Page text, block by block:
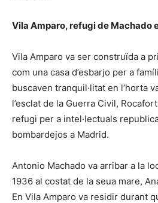
Vila Amparo, refugi de Machado
Vila Amparo va ser construïda a
com una casa d’esbarjo per a
buscaven tranquil·litat en l’horta
l’esclat de la Guerra Civil,
refugi per a intel·lectuals
bombardejos a Madrid.
Antonio Machado va arribar a la
1936 al costat de la seua mare,
En Vila Amparo va residir durant